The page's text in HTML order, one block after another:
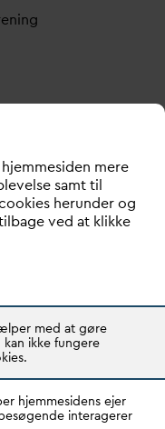
26
vandsektoren.
budskaber taler
ressource for den
mere
samt til
herunder og
ved at klikke
med at gøre
ikke fungere
hjemmesidens ejer
interagerer